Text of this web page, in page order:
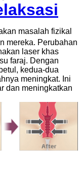
masalah fizikal
mereka. Perubahan
laser khas
faraj. Dengan
kedua-dua
meningkat. Ini
dan meningkatkan